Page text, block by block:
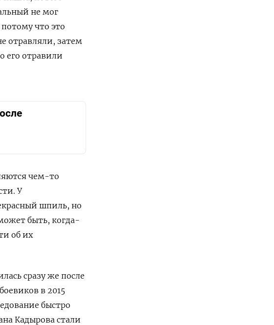
не мог
потому что это
отравляли, затем
его отравили
чем-то
У
шпиль, но
быть, когда-
об их
сразу же после
в 2015
быстро
Кадырова стали